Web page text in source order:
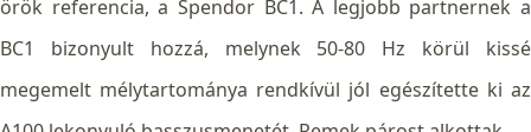
örök referencia, a Spendor BC1. A legjobb partnernek a
BC1 bizonyult hozzá, melynek 50-80 Hz körül kissé
megemelt mélytartománya rendkívül jól egészítette ki az